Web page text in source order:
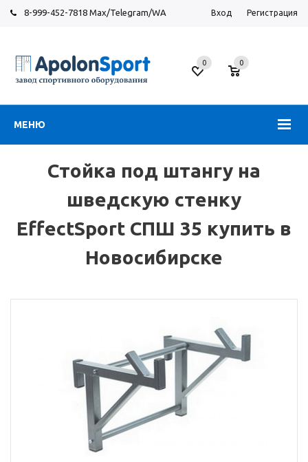
8-999-452-7818 Max/Telegram/WA Вход Регистрация
МЕНЮ
Новосибирск
ул.
0
0
Стойка под штангу на
шведскую стенку
EffectSport СПШ 35 купить в
Новосибирске